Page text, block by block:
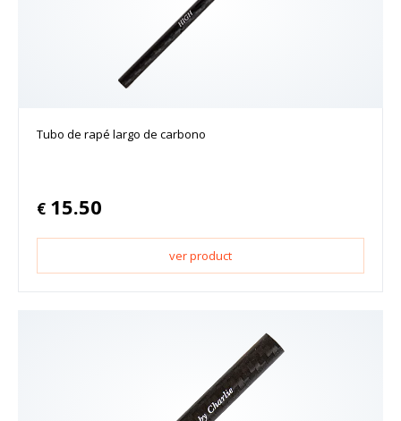
Tubo de rapé largo de carbono
€ 15.50
ver product